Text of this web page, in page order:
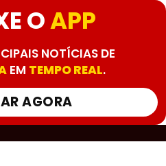
OAPP
NOTÍCIAS DE
EM TEMPO REAL.
AGORA